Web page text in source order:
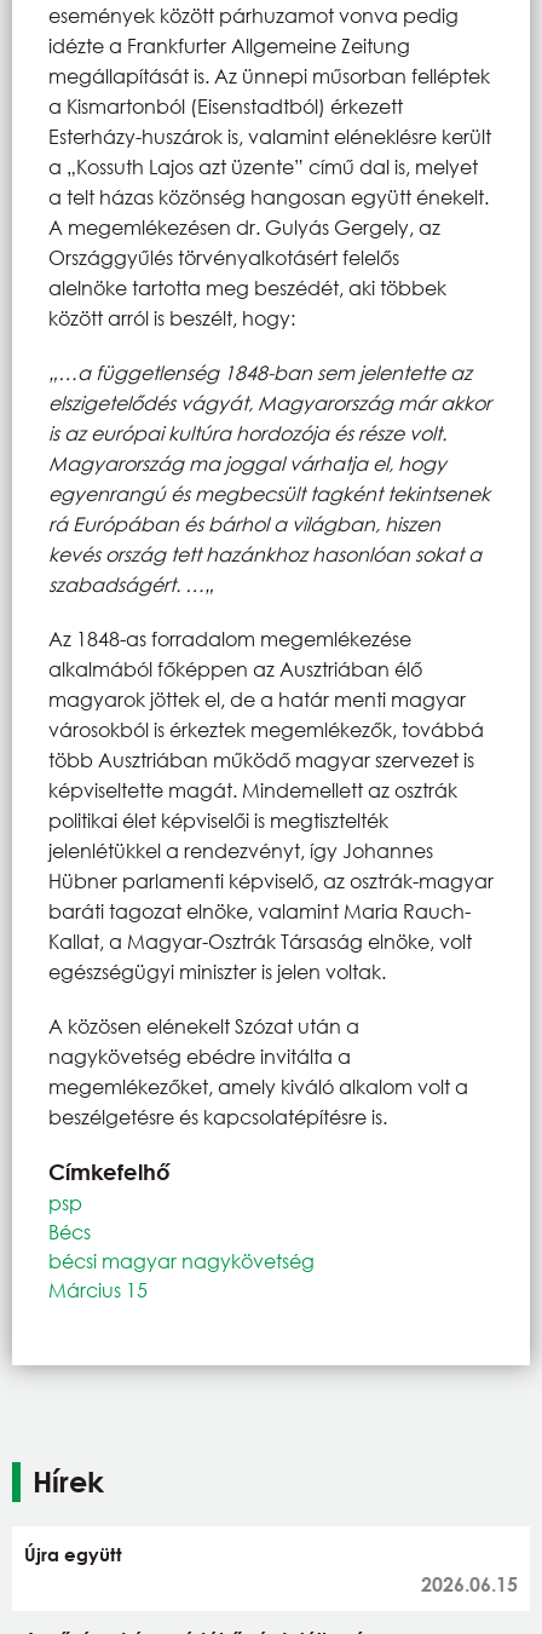
események között párhuzamot vonva pedig
idézte a Frankfurter Allgemeine Zeitung
megállapítását is. Az ünnepi műsorban felléptek
a Kismartonból (Eisenstadtból) érkezett
Esterházy-huszárok is, valamint eléneklésre került
a „Kossuth Lajos azt üzente” című dal is, melyet
a telt házas közönség hangosan együtt énekelt.
A megemlékezésen dr. Gulyás Gergely, az
Országgyűlés törvényalkotásért felelős
alelnöke tartotta meg beszédét, aki többek
között arról is beszélt, hogy:
„…a függetlenség 1848-ban sem jelentette az
elszigetelődés vágyát, Magyarország már akkor
is az európai kultúra hordozója és része volt.
Magyarország ma joggal várhatja el, hogy
egyenrangú és megbecsült tagként tekintsenek
rá Európában és bárhol a világban, hiszen
kevés ország tett hazánkhoz hasonlóan sokat a
szabadságért. …„
Az 1848-as forradalom megemlékezése
alkalmából főképpen az Ausztriában élő
magyarok jöttek el, de a határ menti magyar
városokból is érkeztek megemlékezők, továbbá
több Ausztriában működő magyar szervezet is
képviseltette magát. Mindemellett az osztrák
politikai élet képviselői is megtisztelték
jelenlétükkel a rendezvényt, így Johannes
Hübner parlamenti képviselő, az osztrák-magyar
baráti tagozat elnöke, valamint Maria Rauch-
Kallat, a Magyar-Osztrák Társaság elnöke, volt
egészségügyi miniszter is jelen voltak.
A közösen elénekelt Szózat után a
nagykövetség ebédre invitálta a
megemlékezőket, amely kiváló alkalom volt a
beszélgetésre és kapcsolatépítésre is.
Címkefelhő
psp
Bécs
bécsi magyar nagykövetség
Március 15
Hírek
Újra együtt
2026.06.15